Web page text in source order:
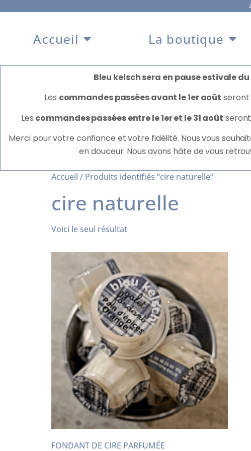
Accueil La boutique
Bleu kelsch sera en pause estivale du
Les commandes passées avant le 1er août seront
Les commandes passées entre le 1er et le 31 août
Merci pour votre confiance et votre fidélité. Nous vous
en douceur. Nous avons hâte de vous
Accueil / Produits identifiés “cire naturelle”
cire naturelle
Voici le seul résultat
FONDANT DE CIRE PARFUMÉE